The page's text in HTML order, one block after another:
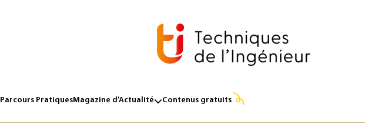
Parcours PratiquesMagazine d’Actualité Contenus gratuits